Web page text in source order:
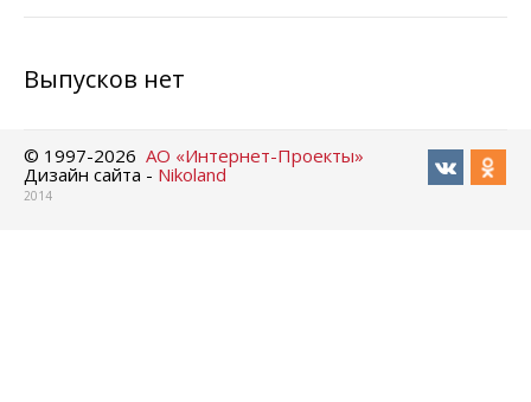
Выпусков нет
© 1997-2026 АО «Интернет-Проекты»
Дизайн сайта - Nikoland
2014